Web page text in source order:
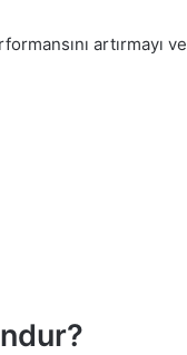
artırmayı ve